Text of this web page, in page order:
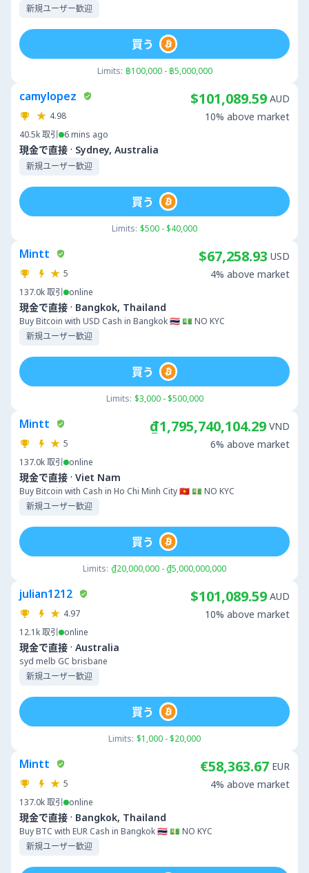
新規ユーザー歓迎
Limits: ฿100,000 - ฿5,000,000
買う
camylopez
4.98
40.5k取引 6 mins ago
現金で直接 · Sydney, Australia
新規ユーザー歓迎
$101,089.59 AUD
10% above market
Limits: $500 - $40,000
買う
Mintt
5
137.0k取引 online
現金で直接 · Bangkok, Thailand
Buy Bitcoin with USD Cash in Bangkok 🇹🇭 💵 NO KYC
新規ユーザー歓迎
$67,258.93 USD
4% above market
Limits: $3,000 - $500,000
買う
Mintt
5
137.0k取引 online
現金で直接 · Viet Nam
Buy Bitcoin with Cash in Ho Chi Minh City 🇻🇳 💵 NO KYC
新規ユーザー歓迎
₫1,795,740,104.29 VND
6% above market
Limits: ₫20,000,000 - ₫5,000,000,000
買う
julian1212
4.97
12.1k取引 online
現金で直接 · Australia
syd melb GC brisbane
新規ユーザー歓迎
$101,089.59 AUD
10% above market
Limits: $1,000 - $20,000
買う
Mintt
5
137.0k取引 online
現金で直接 · Bangkok, Thailand
Buy BTC with EUR Cash in Bangkok 🇹🇭 💵 NO KYC
新規ユーザー歓迎
€58,363.67 EUR
4% above market